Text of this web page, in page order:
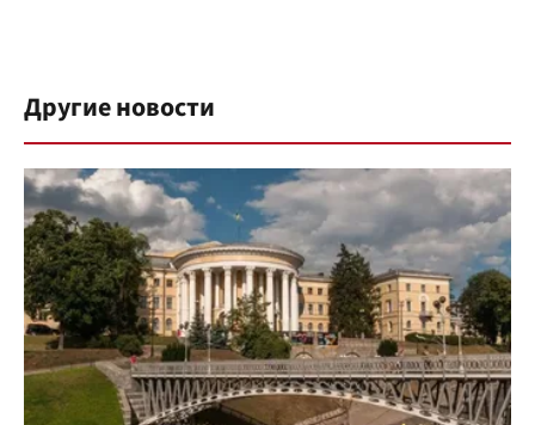
Другие новости